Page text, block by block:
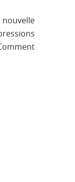
nouvelle